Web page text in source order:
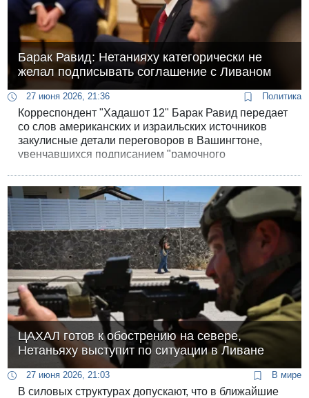
Барак Равид: Нетанияху категорически не
желал подписывать соглашение с Ливаном
27 июня 2026, 21:36 Политика
Корреспондент "Хадашот 12" Барак Равид передает
со слов американских и израильских источников
закулисные детали переговоров в Вашингтоне,
увенчавшихся подписанием "рамочного
ЦАХАЛ готов к обострению на севере,
Нетаньяху выступит по ситуации в Ливане
27 июня 2026, 21:03 В мире
В силовых структурах допускают, что в ближайшие